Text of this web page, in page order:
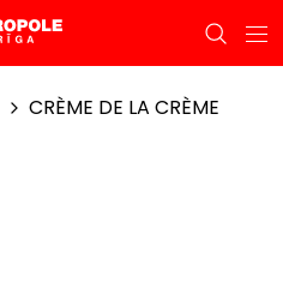
CRÈME DE LA CRÈME